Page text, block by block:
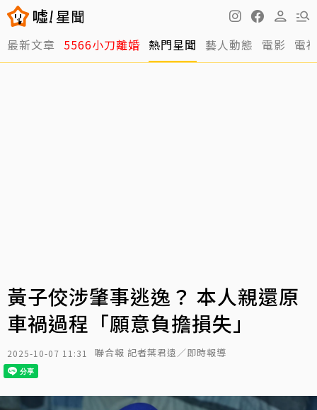
最新文章 5566小刀離婚 熱門星聞 藝人動態 電影 電
黃子佼涉肇事逃逸？ 本人親還原
車禍過程「願意負擔損失」
2025-10-07 11:31 聯合報 記者葉君遠／即時報導